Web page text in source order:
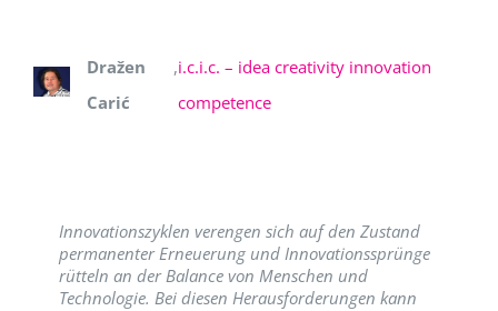
Dražen
Carić
,i.c.i.c. – idea creativity innovation
competence
Innovationszyklen verengen sich auf den Zustand
permanenter Erneuerung und Innovationssprünge
rütteln an der Balance von Menschen und
Technologie. Bei diesen Herausforderungen kann